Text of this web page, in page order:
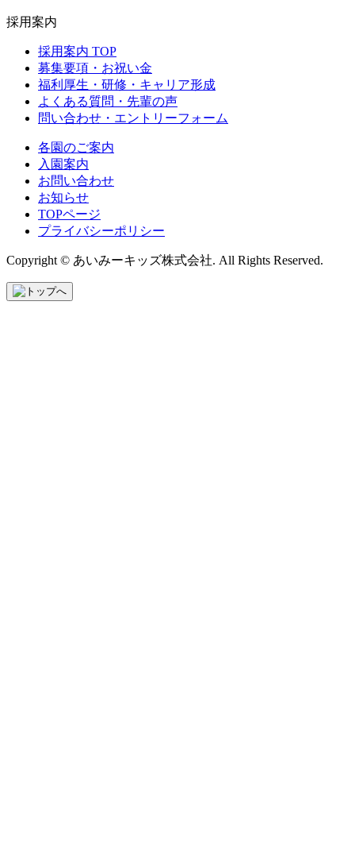
採用案内
採用案内 TOP
募集要項・お祝い金
福利厚生・研修・キャリア形成
よくある質問・先輩の声
問い合わせ・エントリーフォーム
各園のご案内
入園案内
お問い合わせ
お知らせ
TOPページ
プライバシーポリシー
Copyright © あいみーキッズ株式会社. All Rights Reserved.